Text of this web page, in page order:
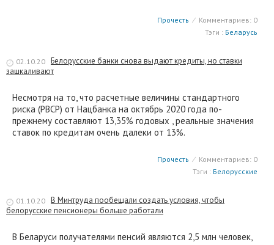
Прочесть ⁄ Комментариев: 0
Тэги : Беларусь
02.10.20 Белорусские банки снова выдают кредиты, но ставки
зашкаливают
Несмотря на то, что расчетные величины стандартного
риска (РВСР) от Нацбанка на октябрь 2020 года по-
прежнему составляют 13,35% годовых , реальные значения
ставок по кредитам очень далеки от 13%.
Прочесть ⁄ Комментариев: 0
Тэги : Белорусские
01.10.20 В Минтруда пообещали создать условия, чтобы
белорусские пенсионеры больше работали
В Беларуси получателями пенсий являются 2,5 млн человек,